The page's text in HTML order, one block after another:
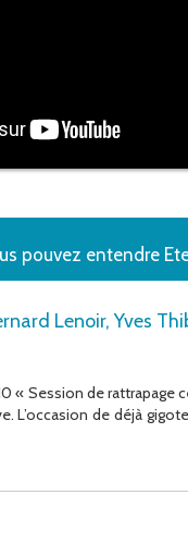
pouvez entendre
Lenoir, Yves
« Session de
L’occasion de déjà